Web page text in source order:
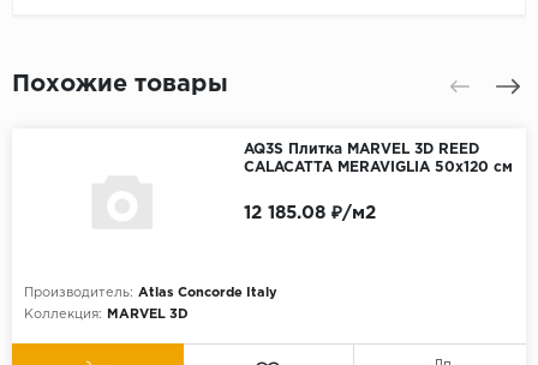
Похожие товары
AQ3S Плитка MARVEL 3D REED
CALACATTA MERAVIGLIA 50x120 см
Производитель: Atlas Concorde Italy
Коллекция:
MARVEL 3D
12 185.08 ₽/м2